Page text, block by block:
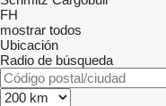
FH
mostrar todos
Ubicación
Radio de búsqueda